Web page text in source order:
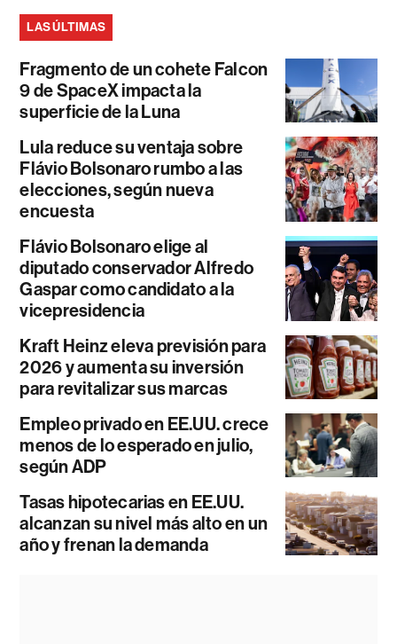
LAS ÚLTIMAS
Fragmento de un cohete Falcon
9 de SpaceX impacta la
superficie de la Luna
Lula reduce su ventaja sobre
Flávio Bolsonaro rumbo a las
elecciones, según nueva
encuesta
Flávio Bolsonaro elige al
diputado conservador Alfredo
Gaspar como candidato a la
vicepresidencia
Kraft Heinz eleva previsión para
2026 y aumenta su inversión
para revitalizar sus marcas
Empleo privado en EE.UU. crece
menos de lo esperado en julio,
según ADP
Tasas hipotecarias en EE.UU.
alcanzan su nivel más alto en un
año y frenan la demanda